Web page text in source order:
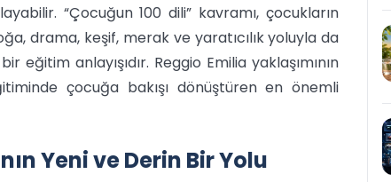
“Çocuğun 100 dili” kavramı, çocukların
drama, keşif, merak ve yaratıcılık yoluyla da
anlayışıdır. Reggio Emilia yaklaşımının
çocuğa bakışı dönüştüren en önemli
Yeni ve Derin Bir Yolu